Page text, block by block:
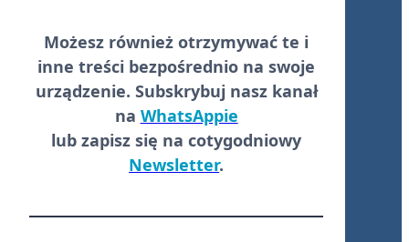
Możesz również otrzymywać te i
inne treści bezpośrednio na swoje
urządzenie. Subskrybuj nasz kanał
na WhatsAppie
lub zapisz się na cotygodniowy
Newsletter.